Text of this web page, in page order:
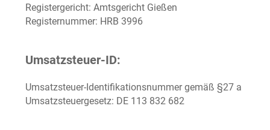
Registergericht: Amtsgericht Gießen
Registernummer: HRB 3996
Umsatzsteuer-ID:
Umsatzsteuer-Identifikationsnummer gemäß §27 a
Umsatzsteuergesetz: DE 113 832 682